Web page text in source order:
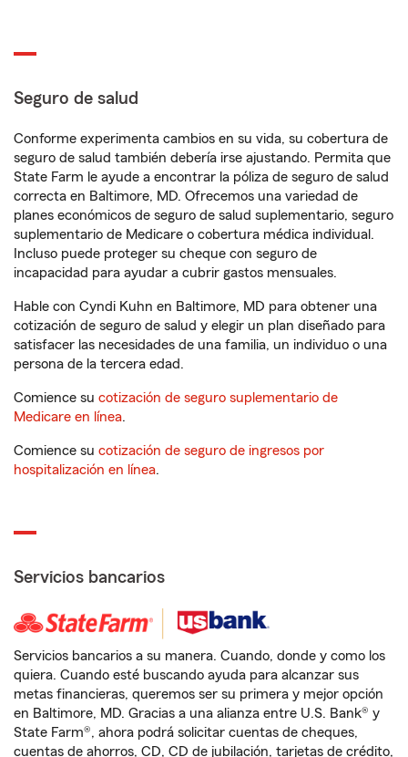
Seguro de salud
Conforme experimenta cambios en su vida, su cobertura de
seguro de salud también debería irse ajustando. Permita que
State Farm le ayude a encontrar la póliza de seguro de salud
correcta en Baltimore, MD. Ofrecemos una variedad de
planes económicos de seguro de salud suplementario, seguro
suplementario de Medicare o cobertura médica individual.
Incluso puede proteger su cheque con seguro de
incapacidad para ayudar a cubrir gastos mensuales.
Hable con Cyndi Kuhn en Baltimore, MD para obtener una
cotización de seguro de salud y elegir un plan diseñado para
satisfacer las necesidades de una familia, un individuo o una
persona de la tercera edad.
Comience su cotización de seguro suplementario de
Medicare en línea.
Comience su cotización de seguro de ingresos por
hospitalización en línea.
Servicios bancarios
Servicios bancarios a su manera. Cuando, donde y como los
quiera. Cuando esté buscando ayuda para alcanzar sus
metas financieras, queremos ser su primera y mejor opción
en Baltimore, MD. Gracias a una alianza entre U.S. Bank® y
State Farm®, ahora podrá solicitar cuentas de cheques,
cuentas de ahorros, CD, CD de jubilación, tarjetas de crédito,